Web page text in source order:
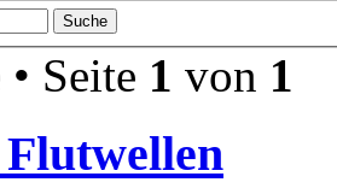
Seite 1 von 1